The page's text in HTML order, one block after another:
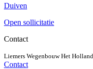
Duiven
Open sollicitatie
Contact
Liemers WegenbouwHet
Contact